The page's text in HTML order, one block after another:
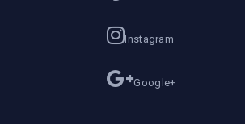
Instagram
Google+